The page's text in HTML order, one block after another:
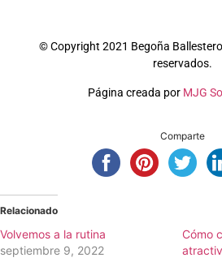
© Copyright 2021 Begoña
reservados.
Página creada por MJG
Comparte
Relacionado
Volvemos a la rutina
septiembre 9, 2022
Cómo